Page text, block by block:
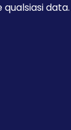
data.